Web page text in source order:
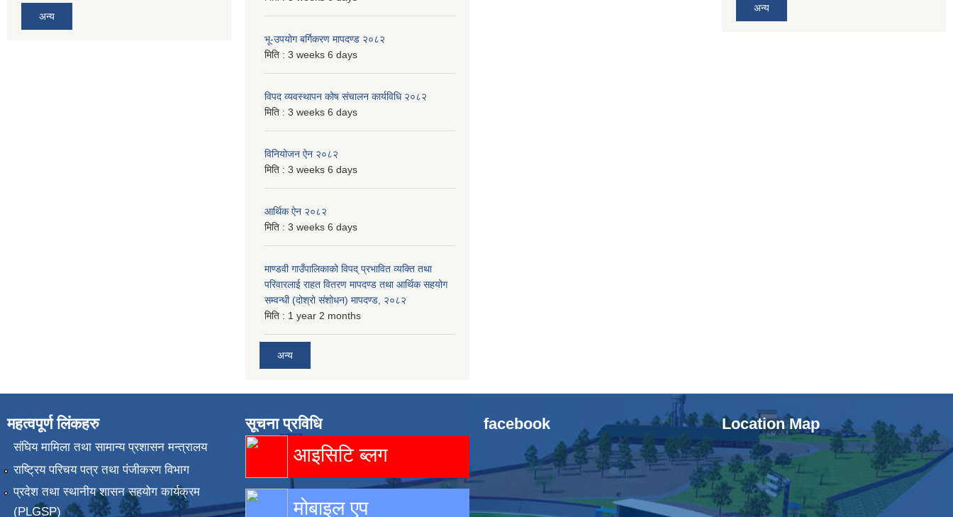
अन्य
भू-उपयोग बर्गिकरण मापदण्ड २०८२
मिति : 3 weeks 6 days
विपद व्यवस्थापन कोष संचालन कार्यविधि २०८२
मिति : 3 weeks 6 days
विनियोजन ऐन २०८२
मिति : 3 weeks 6 days
आर्थिक ऐन २०८२
मिति : 3 weeks 6 days
माण्डवी गाउँपालिकाको विपद् प्रभावित व्यक्ति तथा
परिवारलाई राहत वितरण मापदण्ड तथा आर्थिक सहयोग
सम्वन्धी (दोश्रो संशोधन) मापदण्ड, २०८२
मिति : 1 year 2 months
अन्य
अन्य
महत्वपूर्ण लिंकहरु
संघिय मामिला तथा सामान्य प्रशासन मन्त्रालय
राष्ट्रिय परिचय पत्र तथा पंजीकरण विभाग
प्रदेश तथा स्थानीय शासन सहयोग कार्यक्रम
(PLGSP)
सूचना प्रविधि
आइसिटि ब्लग
मोबाइल एप
facebook Location Map